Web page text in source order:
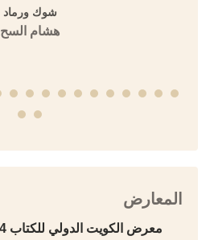
شوك ورماد
هشام السح
المعارض
معرض الكويت الدولي للكتاب 2024